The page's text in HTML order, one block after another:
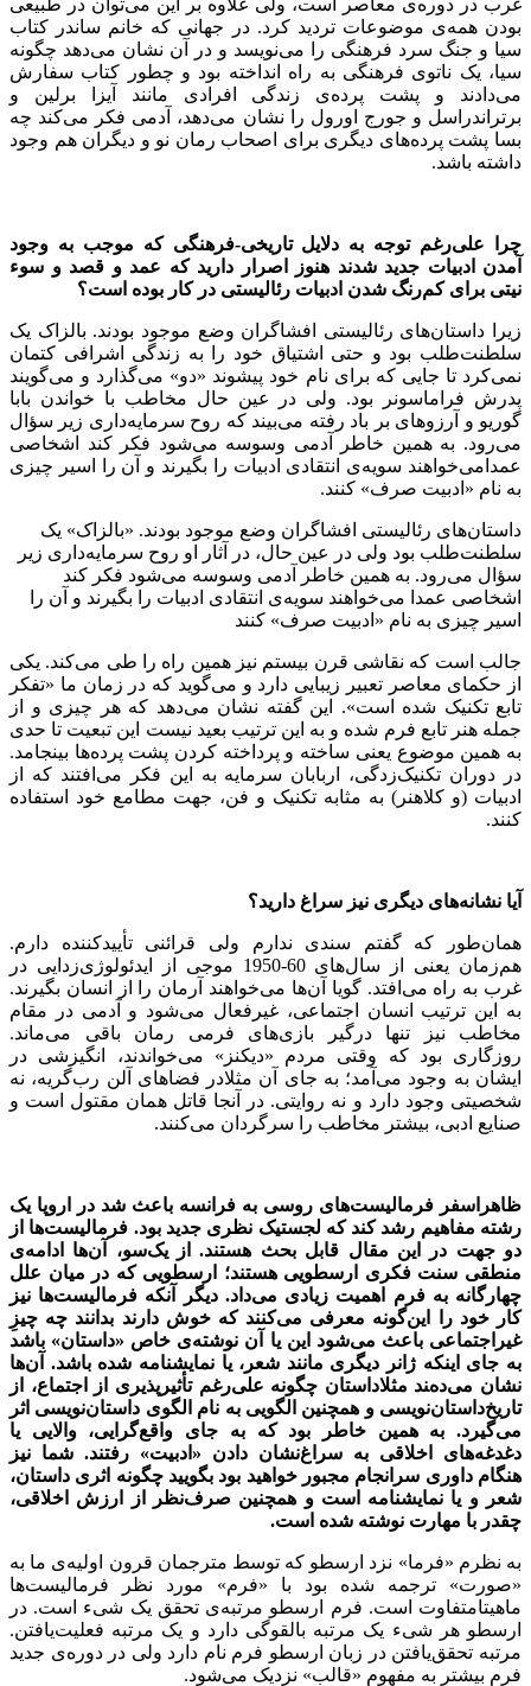
بودن همه‌ی موضوعات تردید کرد. در جهانی که خانم ساندر کتاب
سیا و جنگ سرد فرهنگی را می‌نویسد و در آن نشان می‌دهد چگونه
سیا، یک ناتوی فرهنگی به راه انداخته بود و چطور کتاب سفارش
می‌دادند و پشت پرده‌ی زندگی افرادی مانند آیزا برلین و
برتراندراسل و جورج اورول را نشان می‌دهد، آدمی فکر می‌کند چه
بسا پشت پرده‌های دیگری برای اصحاب رمان نو و دیگران هم وجود
داشته باشد.
چرا علیرغم توجه به دلایل تاریخی-فرهنگی که موجب به وجود
آمدن ادبیات جدید شدند هنوز اصرار دارید که عمد و قصد و سوء
نیتی برای کمرنگ شدن ادبیات رئالیستی در کار بوده است؟
زیرا داستان‌های رئالیستی افشاگران وضع موجود بودند. بالزاک یک
سلطنت‌طلب بود و حتی اشتیاق خود را به زندگی اشرافی کتمان
نمی‌کرد تا جایی که برای نام خود پیشوند «دو» می‌گذارد و می‌گویند
پدرش فراماسونر بود. ولی در عین حال مخاطب با خواندن بابا
گوریو و آرزوهای بر باد رفته می‌بیند که روح سرمایه‌داری زیر سؤال
می‌رود. به همین خاطر آدمی وسوسه می‌شود فکر کند اشخاصی
عمدا‌می‌خواهند سویه‌ی انتقادی ادبیات را بگیرند و آن را اسیر چیزی
به نام «ادبیت صرف» کنند.
داستان‌های رئالیستی افشاگران وضع موجود بودند. «بالزاک» یک
سلطنت‌طلب بود ولی در عین حال، در آثار او روح سرمایه‌داری زیر
سؤال می‌رود. به همین خاطر آدمی وسوسه می‌شود فکر کند
اشخاصی عمدا‌ می‌خواهند سویه‌ی انتقادی ادبیات را بگیرند و آن را
اسیر چیزی به نام «ادبیت صرف» کنند
جالب است که نقاشی قرن بیستم نیز همین راه را طی می‌کند. یکی
از حکمای معاصر تعبیر زیبایی دارد و می‌گوید که در زمان ما «تفکر
تابع تکنیک شده است». این گفته نشان می‌دهد که هر چیزی و از
جمله هنر تابع فرم شده و به این ترتیب بعید نیست این تبعیت تا حدی
به همین موضوع یعنی ساخته و پرداخته کردن پشت پرده‌ها بینجامد.
در دوران تکنیک‌زدگی، اربابان سرمایه به این فکر می‌افتند که از
ادبیات (و کلا‌هنر) به مثابه تکنیک و فن، جهت مطامع خود استفاده
کنند.
آیا نشانههای دیگری نیز سراغ دارید؟
همان‌طور که گفتم سندی ندارم ولی قرائنی تأییدکننده دارم.
هم‌زمان یعنی از سال‌های 60-1950 موجی از ایدئولوژی‌زدایی در
غرب به راه می‌افتد. گویا آن‌ها می‌خواهند آرمان را از انسان بگیرند.
به این ترتیب انسان اجتماعی، غیرفعال می‌شود و آدمی در مقام
مخاطب نیز تنها درگیر بازی‌های فرمی رمان باقی می‌ماند.
روزگاری بود که وقتی مردم «دیکنز» می‌خواندند، انگیزشی در
ایشان به وجود می‌آمد؛ به جای آن مثلا‌در فضاهای آلن رب‌گریه، نه
شخصیتی وجود دارد و نه روایتی. در آنجا قاتل همان مقتول است و
صنایع ادبی، بیشتر مخاطب را سرگردان می‌کنند.
ظاهرا سفر فرمالیستهای روسی به فرانسه باعث شد در اروپا یک
رشته مفاهیم رشد کند که لجستیک نظری جدید بود. فرمالیستها از
دو جهت در این مقال قابل بحث هستند. از یکسو، آنها ادامهی
منطقی سنت فکری ارسطویی هستند؛ ارسطویی که در میان علل
چهارگانه به فرم اهمیت زیادی میداد. دیگر آنکه فرمالیستها نیز
کار خود را اینگونه معرفی میکنند که خوش دارند بدانند چه چیزِ
غیراجتماعی باعث میشود این یا آن نوشتهی خاص «داستان» باشد
به جای اینکه ژانر دیگری مانند شعر، یا نمایشنامه شده باشد. آنها
نشان میدهند مثلاداستان چگونه علیرغم تأثیرپذیری از اجتماع، از
تاریخداستاننویسی و همچنین الگویی به نام الگوی داستاننویسی اثر
میگیرد. به همین خاطر بود که به جای واقعگرایی، والایی یا
دغدغههای اخلاقی به سراغنشان دادن «ادبیت» رفتند. شما نیز
هنگام داوری سرانجام مجبور خواهید بود بگویید چگونه اثری داستان،
شعر و یا نمایشنامه است و همچنین صرفنظر از ارزش اخلاقی،
چقدر با مهارت نوشته شده است.
به نظرم «فرما» نزد ارسطو که توسط مترجمان قرون اولیه‌ی ما به
«صورت» ترجمه شده بود با «فرم» مورد نظر فرمالیست‌ها
ماهیتا‌متفاوت است. فرم ارسطو مرتبه‌ی تحقق یک شیء است. در
ارسطو هر شیء یک مرتبه بالقوگی دارد و یک مرتبه فعلیت‌یافتن.
مرتبه تحقق‌یافتن در زبان ارسطو فرم نام دارد ولی در دوره‌ی جدید
فرم بیشتر به مفهوم «قالب» نزدیک می‌شود.